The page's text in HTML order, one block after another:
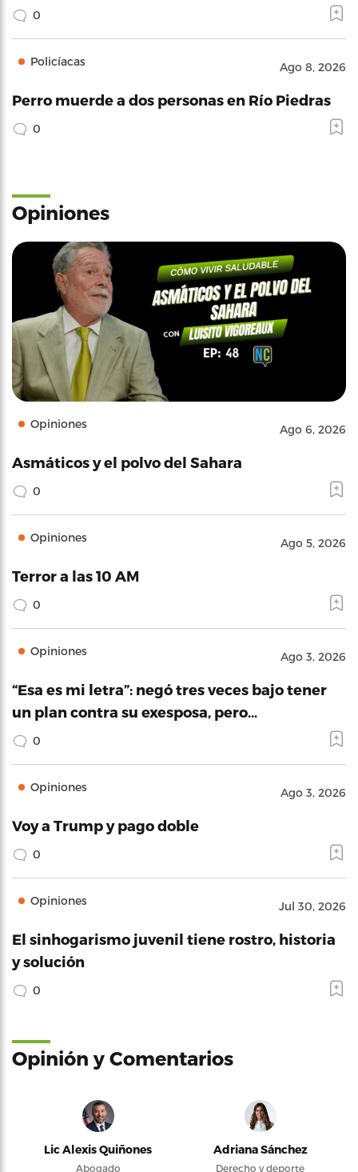
0
Policíacas Ago 8, 2026
Perro muerde a dos personas en Río Piedras
0
Opiniones
Opiniones Ago 6, 2026
Asmáticos y el polvo del Sahara
0
Opiniones Ago 5, 2026
Terror a las 10 AM
0
Opiniones Ago 3, 2026
“Esa es mi letra”: negó tres veces bajo tener
un plan contra su exesposa, pero…
0
Opiniones Ago 3, 2026
Voy a Trump y pago doble
0
Opiniones Jul 30, 2026
El sinhogarismo juvenil tiene rostro, historia
y solución
0
Opinión y Comentarios
Lic Alexis Quiñones
Abogado
Adriana Sánchez
Derecho y deporte